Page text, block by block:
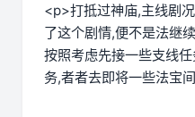
<p>打抵过神庙,主线剧
了这个剧情,便不是法继
按照考虑先接一些支线
务,者者去即将一些法宝